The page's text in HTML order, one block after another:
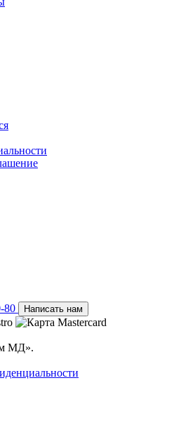
80 Написать нам
МД».